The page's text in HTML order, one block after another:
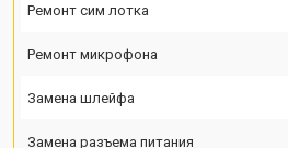
Ремонт сим лотка
Ремонт микрофона
Замена шлейфа
Замена разъема питания